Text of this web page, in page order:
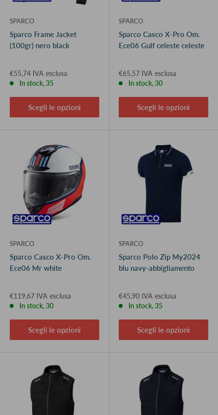
SPARCO
Sparco Frame Jacket
(100gr) nero black
€55,74 IVA esclusa
In stock, 35
Scegli le opzioni
SPARCO
Sparco Casco X-Pro Om.
Ece06 Gulf celeste celeste
€65,57 IVA esclusa
In stock, 30
Scegli le opzioni
SPARCO
Sparco Casco X-Pro Om.
Ece06 Mr white
€119,67 IVA esclusa
In stock, 30
Scegli le opzioni
SPARCO
Sparco Polo Zip My2024
blu navy-abbigliamento
€45,90 IVA esclusa
In stock, 35
Scegli le opzioni